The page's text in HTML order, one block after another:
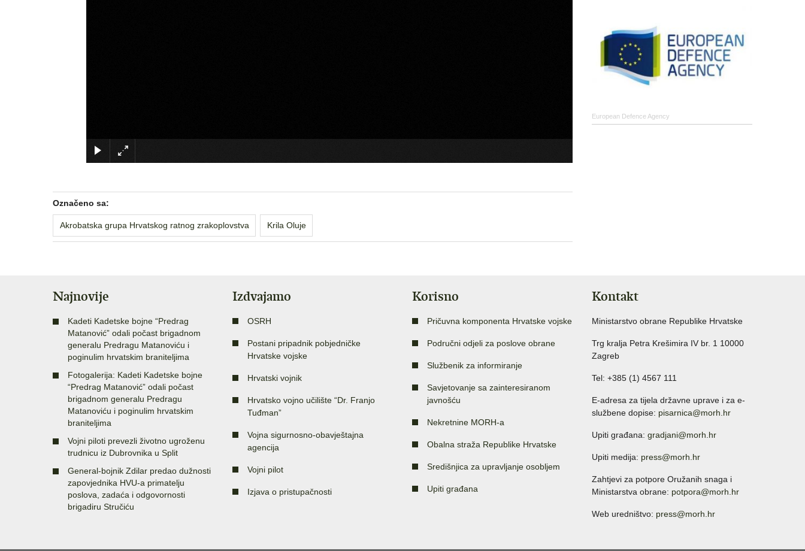
Označeno sa:
Akrobatska grupa Hrvatskog ratnog zrakoplovstva Krila Oluje
European Defence Agency
Najnovije
Kadeti Kadetske bojne “Predrag
Matanović” odali počast brigadnom
generalu Predragu Matanoviću i
poginulim hrvatskim braniteljima
Fotogalerija: Kadeti Kadetske bojne
“Predrag Matanović” odali počast
brigadnom generalu Predragu
Matanoviću i poginulim hrvatskim
braniteljima
Vojni piloti prevezli životno ugroženu
trudnicu iz Dubrovnika u Split
General-bojnik Zdilar predao dužnosti
zapovjednika HVU-a primatelju
poslova, zadaća i odgovornosti
brigadiru Stručiću
Izdvajamo
OSRH
Postani pripadnik pobjedničke
Hrvatske vojske
Hrvatski vojnik
Hrvatsko vojno učilište “Dr. Franjo
Tuđman”
Vojna sigurnosno-obavještajna
agencija
Vojni pilot
Izjava o pristupačnosti
Korisno
Pričuvna komponenta Hrvatske vojske
Područni odjeli za poslove obrane
Službenik za informiranje
Savjetovanje sa zainteresiranom
javnošću
Nekretnine MORH-a
Obalna straža Republike Hrvatske
Središnjica za upravljanje osobljem
Upiti građana
Kontakt
Ministarstvo obrane Republike Hrvatske
Trg kralja Petra Krešimira IV br. 1 10000
Zagreb
Tel: +385 (1) 4567 111
E-adresa za tijela državne uprave i za e-
službene dopise: pisarnica@morh.hr
Upiti građana: gradjani@morh.hr
Upiti medija: press@morh.hr
Zahtjevi za potpore Oružanih snaga i
Ministarstva obrane: potpora@morh.hr
Web uredništvo: press@morh.hr